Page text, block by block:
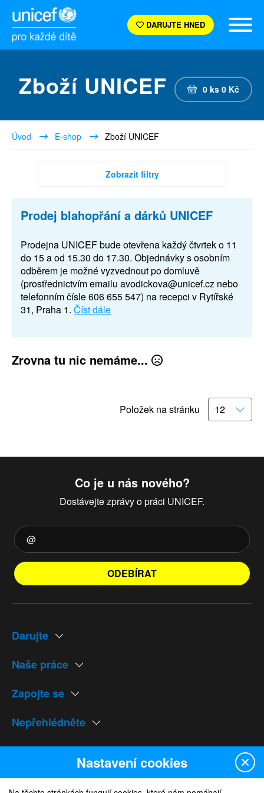
DARUJTE HNED
Zboží UNICEF 0 ks 0 Kč
Úvod E-shop Zboží UNICEF
Zobrazit filtry
Prodej blahopřání a dárků UNICEF
Prodejna UNICEF bude otevřena každý čtvrtek o 11
do 15 a od 15.30 do 17.30. Objednávky s osobním
odběrem je možné vyzvednout po domluvě
(prostřednictvím emailu avodickova@unicef.cz nebo
telefonním čísle 606 655 547) na recepci v Rytířské
31, Praha 1. Číst dále
Zrovna tu nic nemáme...
Položek na stránku
Co je u nás nového?
Dostávejte zprávy o práci UNICEF.
ODEBÍRAT
Darujte
Naše práce
Zapojte se
Nepřehlédněte
Naše weby
Nastavení cookies